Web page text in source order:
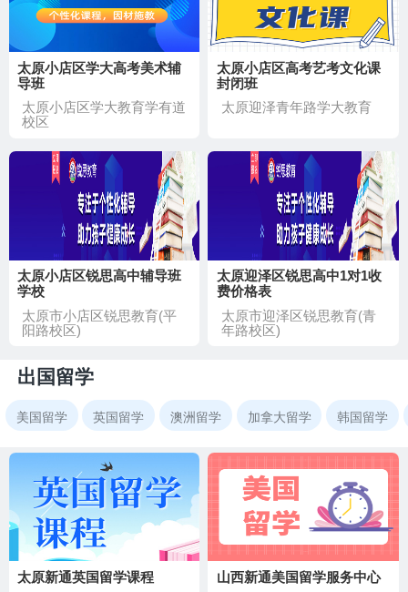
太原小店区学大高考美术辅
导班
太原小店区学大教育学有道
校区
太原小店区高考艺考文化课
封闭班
太原迎泽青年路学大教育
太原小店区锐思高中辅导班
学校
太原市小店区锐思教育(平
阳路校区)
太原迎泽区锐思高中1对1收
费价格表
太原市迎泽区锐思教育(青
年路校区)
出国留学
美国留学 英国留学 澳洲留学 加拿大留学 韩国留学
太原新通英国留学课程 山西新通美国留学服务中心